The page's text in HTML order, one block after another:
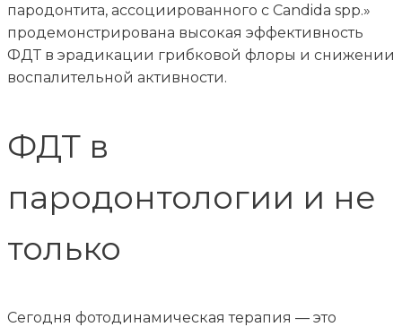
пародонтита, ассоциированного с Candida spp.»
продемонстрирована высокая эффективность
ФДТ в эрадикации грибковой флоры и снижении
воспалительной активности.
ФДТ в
пародонтологии и не
только
Сегодня фотодинамическая терапия — это